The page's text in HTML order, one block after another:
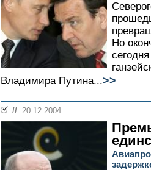
Но
Владимира Путина...>>
// 20.12.2004